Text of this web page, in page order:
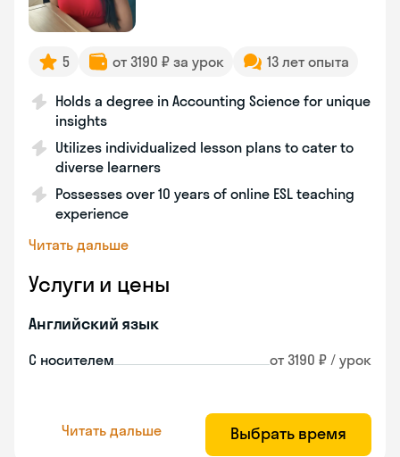
5 от 3190 ₽ за урок 13 лет опыта
Holds a degree in Accounting Science for unique
insights
Utilizes individualized lesson plans to cater to
diverse learners
Possesses over 10 years of online ESL teaching
experience
Читать дальше
Услуги и цены
Английский язык
С носителем от 3190 ₽ / урок
Читать дальше Выбрать время